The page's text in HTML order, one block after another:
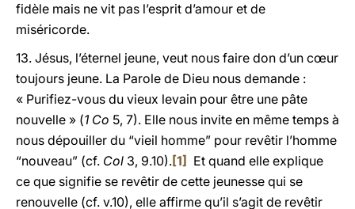
fidèle mais ne vit pas l’esprit d’amour et de
miséricorde.
13. Jésus, l’éternel jeune, veut nous faire don d’un cœur
toujours jeune. La Parole de Dieu nous demande :
« Purifiez-vous du vieux levain pour être une pâte
nouvelle » (1 Co 5, 7). Elle nous invite en même temps à
nous dépouiller du “vieil homme” pour revêtir l’homme
“nouveau” (cf. Col 3, 9.10).[1] Et quand elle explique
ce que signifie se revêtir de cette jeunesse qui se
renouvelle (cf. v.10), elle affirme qu’il s’agit de revêtir